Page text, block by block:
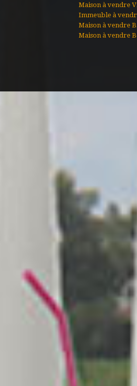
Maison à vendre
Immeuble à
Maison à vendre
Maison à vendre